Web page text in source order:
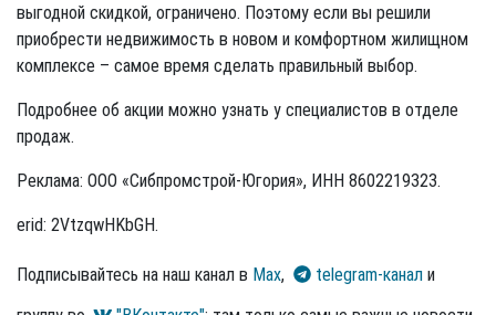
выгодной скидкой, ограничено. Поэтому если вы решили
приобрести недвижимость в новом и комфортном жилищном
комплексе – самое время сделать правильный выбор.
Подробнее об акции можно узнать у специалистов в отделе
продаж.
Реклама: ООО «Сибпромстрой-Югория», ИНН 8602219323.
erid: 2VtzqwHKbGH.
Подписывайтесь на наш канал в Max, telegram-канал и